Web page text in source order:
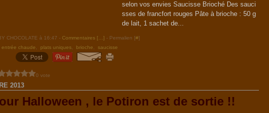
selon vos envies Saucisse Brioché Des sauci
sses de francfort rouges Pâte à brioche : 50 g
de lait, 1 sachet de...
CHOCOLATE à 16:47 - Commentaires [ ] - Permalien [#]
entrée chaude plats uniques brioche saucisse
0 vote
2013
Halloween , le Potiron est de sortie !!